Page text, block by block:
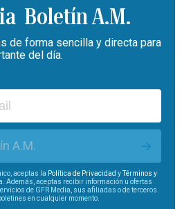
Boletín A.M.
de forma sencilla y directa para
del día.
A.M.
aceptas la Política de Privacidad yTérminos y
Además, aceptas recibir información u ofertas
de GFR Media, sus afiliadas o de terceros.
en cualquier momento.